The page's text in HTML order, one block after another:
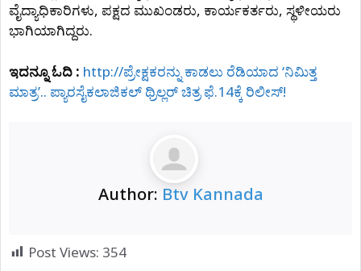
ವೈದ್ಯಾಧಿಕಾರಿಗಳು, ಪಕ್ಷದ ಮುಖಂಡರು, ಕಾರ್ಯಕರ್ತರು, ಸ್ಥಳೀಯರು
ಭಾಗಿಯಾಗಿದ್ದರು.
ಇದನ್ನೂ ಓದಿ : http://ಪ್ರೇಕ್ಷಕರನ್ನು ಕಾಡಲು ರೆಡಿಯಾದ ‘ನಿಮಿತ್ತ
ಮಾತ್ರ’.. ಪ್ಯಾರಸೈಕಲಾಜಿಕಲ್ ಥ್ರಿಲ್ಲರ್ ಚಿತ್ರ ಫೆ.14ಕ್ಕೆ ರಿಲೀಸ್!
Author: Btv Kannada
Post Views: 354